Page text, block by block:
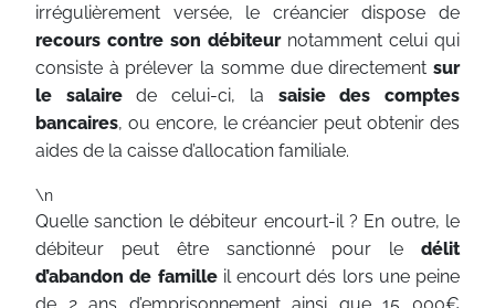
irrégulièrement versée, le créancier dispose de
recours contre son débiteurnotamment celui qui
consiste à prélever la somme due directement sur
le salairede celui-ci, la saisie des comptes
bancaires, ou encore, le créancier peut obtenir des
aides de la caisse d’allocation familiale.
\n
Quelle sanction le débiteur encourt-il ? En outre, le
débiteur peut être sanctionné pour le délit
d’abandon de familleil encourt dés lors une peine